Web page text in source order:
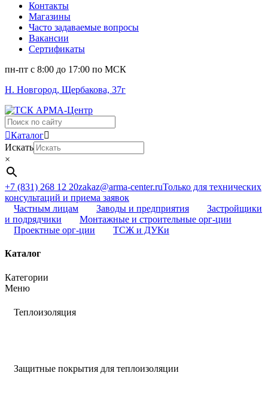
Контакты
Магазины
Часто задаваемые вопросы
Вакансии
Сертификаты
пн-пт c 8:00 до 17:00 по МСК
Н. Новгород, Щербакова, 37г
Поиск
...Каталог
Искать
×
+7 (831) 268 12 20zakaz@arma-center.ruТолько для технических
консультаций и приема заявок
Частным лицам
Заводы и предприятия
Застройщики
и подрядчики
Монтажные и строительные орг-ции
Проектные орг-ции
ТСЖ и ДУКи
Каталог
Категории
Меню
Теплоизоляция
Защитные покрытия для теплоизоляции